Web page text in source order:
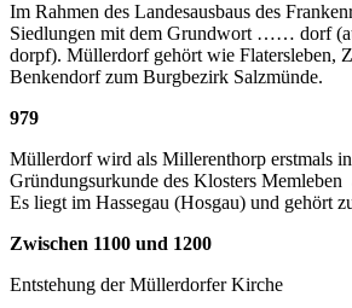
Im Rahmen des Landesausbaus des
Siedlungen mit dem Grundwort …… dorf
dorpf). Müllerdorf gehört wie Flatersleben,
Benkendorf zum Burgbezirk Salzmünde.
979
Müllerdorf wird als Millerenthorp erstmals
Gründungsurkunde des Klosters
Es liegt im Hassegau (Hosgau) und gehört
Zwischen 1100 und 1200
Entstehung der Müllerdorfer Kirche